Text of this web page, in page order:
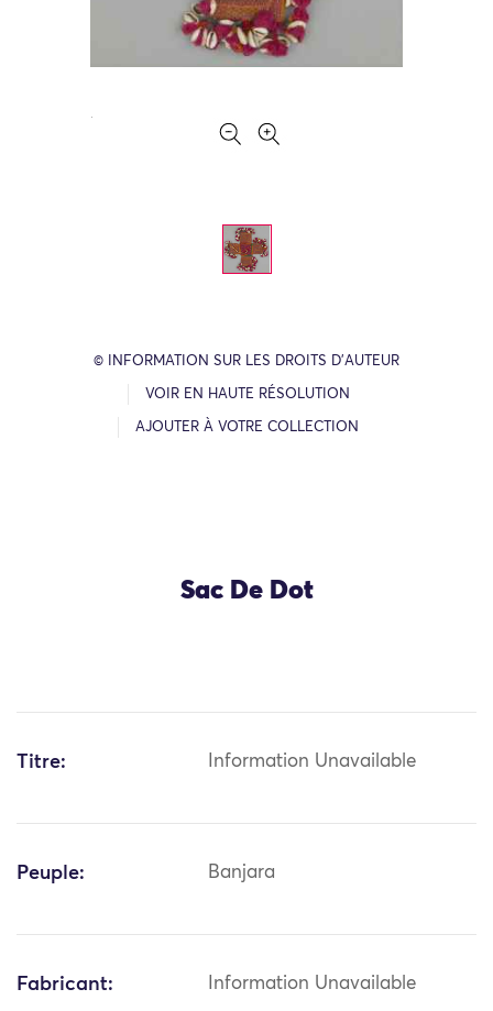
© INFORMATION SUR LES DROITS D’AUTEUR
VOIR EN HAUTE RÉSOLUTION
AJOUTER À VOTRE COLLECTION
Sac De Dot
Titre: Information Unavailable
Peuple: Banjara
Fabricant: Information Unavailable